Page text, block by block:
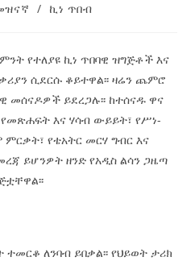
/ ኪነ ጥበብ
የተለያዩ ኪነ ጥበባዊ ዝግጅቶች እና
ሲደርሱ ቆይተዋል፡፡ ዛሬን ጨምሮ
መሰናዶዎች ይደረጋሉ፡፡ ከተሰናዱ ዋና
የመጽሐፍት እና ሃሳብ ውይይት፣ የሥነ-
ምርቃት፣ የቴአትር መርሃ ግብር እና
ይሆንዎት ዘንድ የአዲስ ልሳን ጋዜጣ
ለንባብ ይበቃል፡፡ የህይወት ታሪክ